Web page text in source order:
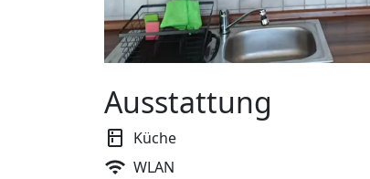
Ausstattung
Küche
WLAN